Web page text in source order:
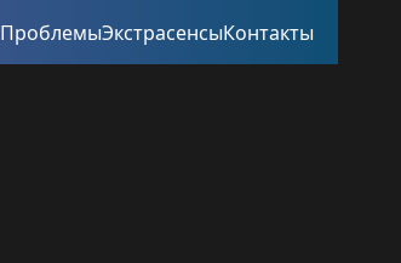
ПроблемыЭкстрасенсыКонтакты